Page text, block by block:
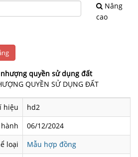
Nâng
cao
quyền sử dụng đất
QUYỀN SỬ DỤNG ĐẤT
hiệu
hd2
06/12/2024
loại
Mẫu hợp đồng